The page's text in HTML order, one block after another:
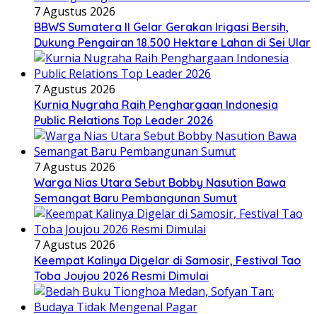
7 Agustus 2026
BBWS Sumatera II Gelar Gerakan Irigasi Bersih,
Dukung Pengairan 18.500 Hektare Lahan di Sei Ular
7 Agustus 2026
Kurnia Nugraha Raih Penghargaan Indonesia
Public Relations Top Leader 2026
7 Agustus 2026
Warga Nias Utara Sebut Bobby Nasution Bawa
Semangat Baru Pembangunan Sumut
7 Agustus 2026
Keempat Kalinya Digelar di Samosir, Festival Tao
Toba Joujou 2026 Resmi Dimulai